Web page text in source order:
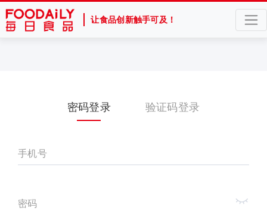
让食品创新触手可及！
密码登录 验证码登录
手机号
密码